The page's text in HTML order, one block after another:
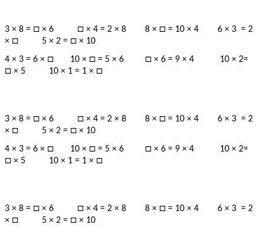
3 × 8 = □ × 6 □ × 4 = 2 × 8 8 × □ = 10 × 4 6 × 3 = 2
× □ 5 × 2 = □ × 10
4 × 3 = 6 × □ 10 × □ = 5 × 6 □ × 6 = 9 × 4 10 × 2=
□ × 5 10 × 1 = 1 × □
3 × 8 = □ × 6 □ × 4 = 2 × 8 8 × □ = 10 × 4 6 × 3 = 2
× □ 5 × 2 = □ × 10
4 × 3 = 6 × □ 10 × □ = 5 × 6 □ × 6 = 9 × 4 10 × 2=
□ × 5 10 × 1 = 1 × □
3 × 8 = □ × 6 □ × 4 = 2 × 8 8 × □ = 10 × 4 6 × 3 = 2
× □ 5 × 2 = □ × 10